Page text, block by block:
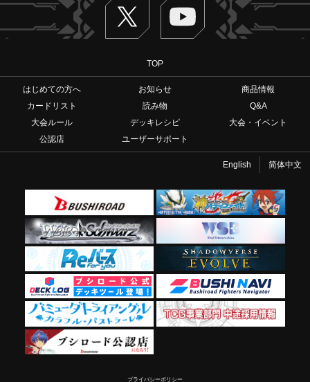
TOP
はじめての方へ お知らせ
商品情報
カードリスト
読み物
Q&A
大会ルール
デッキレシピ
大会・イベント
公認店
ユーザーサポート
English 简体中文
プライバシーポリシー